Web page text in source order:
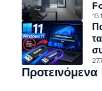
Προτεινόμενα